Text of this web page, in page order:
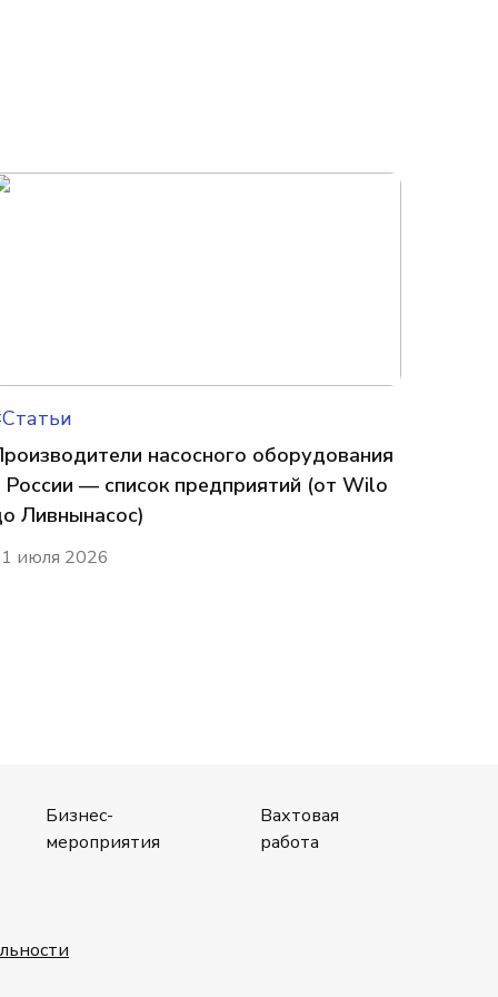
насосного оборудования
России — список предприятий (от Wilo
Ливнынасос)
июля 2026
Бизнес-
мероприятия
Вахтовая
работа